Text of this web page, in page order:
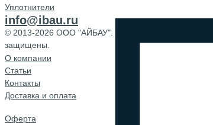
Уплотнители
info@ibau.ru
© 2013-2026 ООО "АЙБАУ". Все права
защищены.
О компании
Cтатьи
Контакты
Доставка и оплата
Оферта